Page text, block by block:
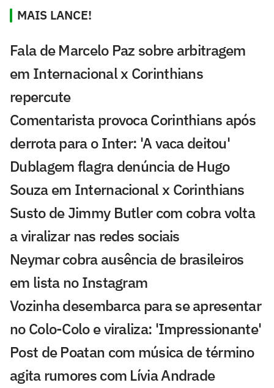
MAIS LANCE!
Fala de Marcelo Paz sobre arbitragem
em Internacional x Corinthians
repercute
Comentarista provoca Corinthians após
derrota para o Inter: 'A vaca deitou'
Dublagem flagra denúncia de Hugo
Souza em Internacional x Corinthians
Susto de Jimmy Butler com cobra volta
a viralizar nas redes sociais
Neymar cobra ausência de brasileiros
em lista no Instagram
Vozinha desembarca para se apresentar
no Colo-Colo e viraliza: 'Impressionante'
Post de Poatan com música de término
agita rumores com Lívia Andrade